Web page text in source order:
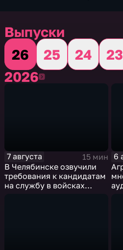
Выпуски
26
25 24 23
20262026
7 августа
15 мин
В Челябинске озвучили
требования к кандидатам
на службу в войсках
6